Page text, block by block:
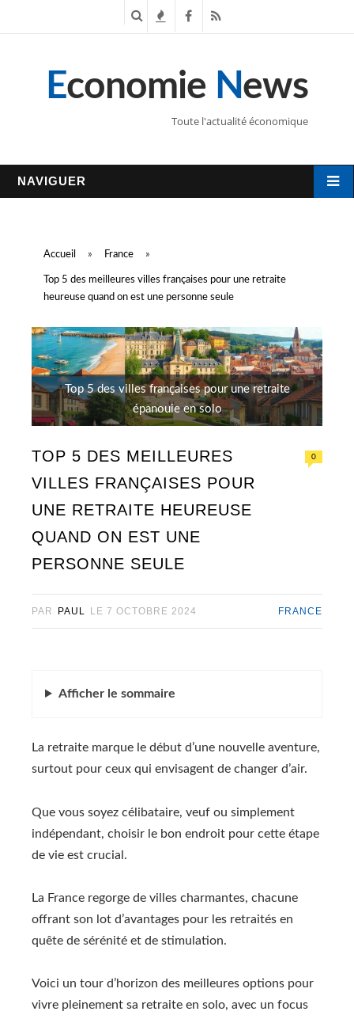
c n
s
F
c
R
S
Economie News
Toute l'actualité économique
NAVIGUER
Accueil » France »
Top 5 des meilleures villes françaises pour une retraite
heureuse quand on est une personne seule
Top 5 des villes françaises pour une retraite
épanouie en solo
TOP 5 DES MEILLEURES
VILLES FRANÇAISES POUR
UNE RETRAITE HEUREUSE
QUAND ON EST UNE
PERSONNE SEULE
0
PAR PAUL LE 7 OCTOBRE 2024 FRANCE
Afficher le sommaire
La retraite marque le début d’une nouvelle aventure,
surtout pour ceux qui envisagent de changer d’air.
Que vous soyez célibataire, veuf ou simplement
indépendant, choisir le bon endroit pour cette étape
de vie est crucial.
La France regorge de villes charmantes, chacune
offrant son lot d’avantages pour les retraités en
quête de sérénité et de stimulation.
Voici un tour d’horizon des meilleures options pour
vivre pleinement sa retraite en solo, avec un focus